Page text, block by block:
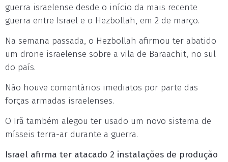
guerra israelense desde o início da mais recente
guerra entre Israel e o Hezbollah, em 2 de março.
Na semana passada, o Hezbollah afirmou ter abatido
um drone israelense sobre a vila de Baraachit, no sul
do país.
Não houve comentários imediatos por parte das
forças armadas israelenses.
O Irã também alegou ter usado um novo sistema de
mísseis terra-ar durante a guerra.
Israel afirma ter atacado 2 instalações de produção